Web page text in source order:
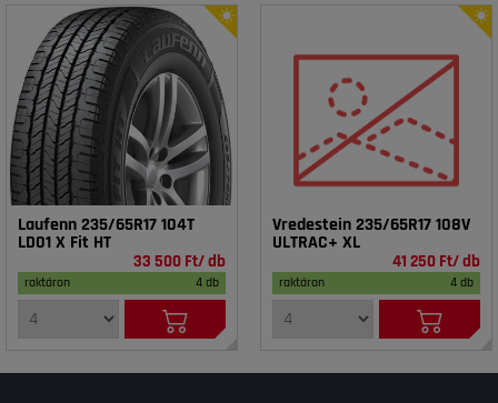
Laufenn 235/65R17 104T
LD01 X Fit HT
33 500 Ft/ db
raktáron 4 db
Vredestein 235/65R17 108V
ULTRAC+ XL
41 250 Ft/ db
raktáron 4 db